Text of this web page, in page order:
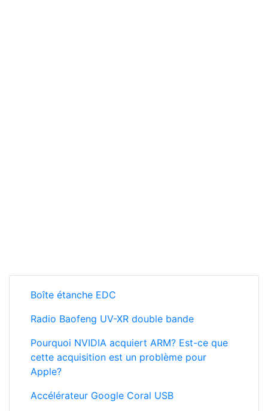
Radio Baofeng UV-XR double bande
Pourquoi NVIDIA acquiert ARM? Est-ce que
cette acquisition est un problème pour
Accélérateur Google Coral USB
Islande en 4x4 Camper à travers les déserts
et rivières